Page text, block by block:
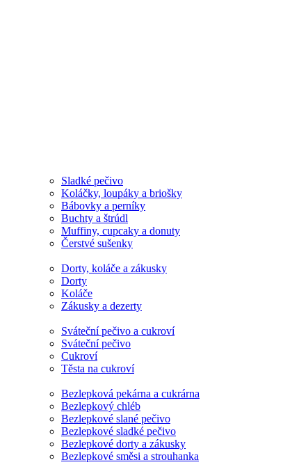
Sladké pečivo
Koláčky, loupáky a briošky
Bábovky a perníky
Buchty a štrúdl
Muffiny, cupcaky a donuty
Čerstvé sušenky
Dorty, koláče a zákusky
Dorty
Koláče
Zákusky a dezerty
Sváteční pečivo a cukroví
Sváteční pečivo
Cukroví
Těsta na cukroví
Bezlepková pekárna a cukrárna
Bezlepkový chléb
Bezlepkové slané pečivo
Bezlepkové sladké pečivo
Bezlepkové dorty a zákusky
Bezlepkové směsi a strouhanka